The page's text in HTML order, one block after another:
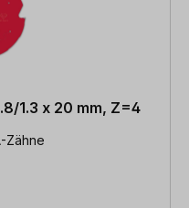
1.3 x 20 mm, Z=4
Zähne